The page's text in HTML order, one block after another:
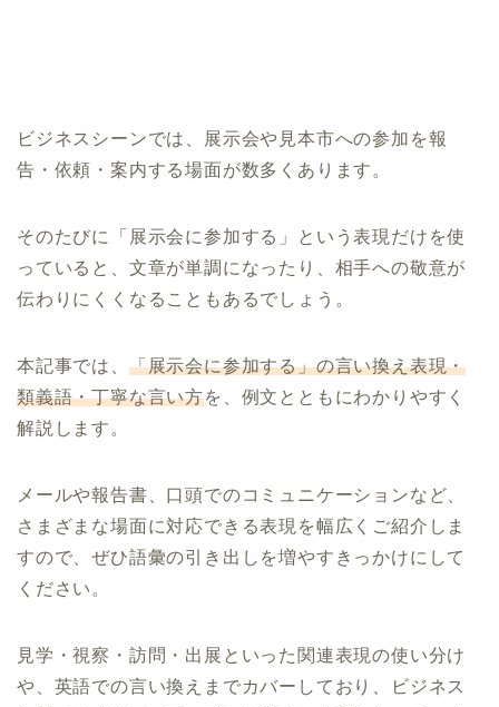
ビジネスシーンでは、展示会や見本市への参加を報
告・依頼・案内する場面が数多くあります。
そのたびに「展示会に参加する」という表現だけを使
っていると、文章が単調になったり、相手への敬意が
伝わりにくくなることもあるでしょう。
本記事では、 「展示会に参加する」の言い換え表現・
類義語・丁寧な言い方を、例文とともにわかりやすく
解説します。
メールや報告書、口頭でのコミュニケーションなど、
さまざまな場面に対応できる表現を幅広くご紹介しま
すので、ぜひ語彙の引き出しを増やすきっかけにして
ください。
見学・視察・訪問・出展といった関連表現の使い分け
や、英語での言い換えまでカバーしており、ビジネス